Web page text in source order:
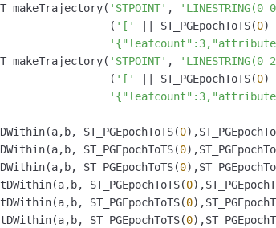
'STPOINT' ,
(
'[' || ST_PGEpochToTS(0)
'STPOINT' ,
(
'[' || ST_PGEpochToTS(0)
ST_PGEpochToTS(0
ST_PGEpochToTS(
0
ST_PGEpochToTS(
0
ST_PGEpochToTS(
0
ST_PGEpochToTS(
0
ST_PGEpochToTS(
0